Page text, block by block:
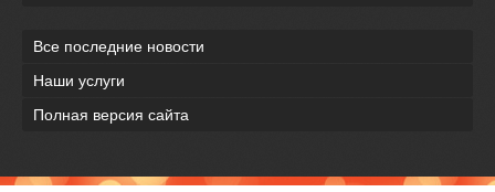
Все последние новости
Наши услуги
Полная версия сайта